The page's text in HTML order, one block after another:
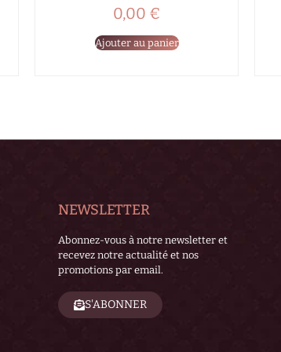
0,00 €
Ajouter au panier
NEWSLETTER
Abonnez-vous à notre newsletter et
recevez notre actualité et nos
promotions par email.
S'ABONNER